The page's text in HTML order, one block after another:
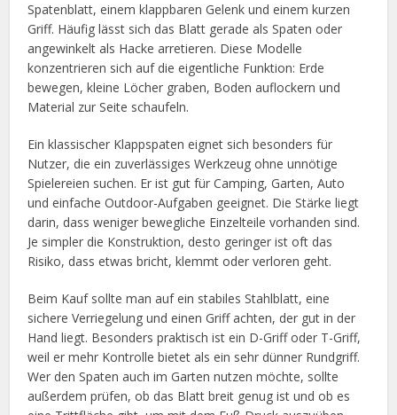
Spatenblatt, einem klappbaren Gelenk und einem kurzen
Griff. Häufig lässt sich das Blatt gerade als Spaten oder
angewinkelt als Hacke arretieren. Diese Modelle
konzentrieren sich auf die eigentliche Funktion: Erde
bewegen, kleine Löcher graben, Boden auflockern und
Material zur Seite schaufeln.
Ein klassischer Klappspaten eignet sich besonders für
Nutzer, die ein zuverlässiges Werkzeug ohne unnötige
Spielereien suchen. Er ist gut für Camping, Garten, Auto
und einfache Outdoor-Aufgaben geeignet. Die Stärke liegt
darin, dass weniger bewegliche Einzelteile vorhanden sind.
Je simpler die Konstruktion, desto geringer ist oft das
Risiko, dass etwas bricht, klemmt oder verloren geht.
Beim Kauf sollte man auf ein stabiles Stahlblatt, eine
sichere Verriegelung und einen Griff achten, der gut in der
Hand liegt. Besonders praktisch ist ein D-Griff oder T-Griff,
weil er mehr Kontrolle bietet als ein sehr dünner Rundgriff.
Wer den Spaten auch im Garten nutzen möchte, sollte
außerdem prüfen, ob das Blatt breit genug ist und ob es